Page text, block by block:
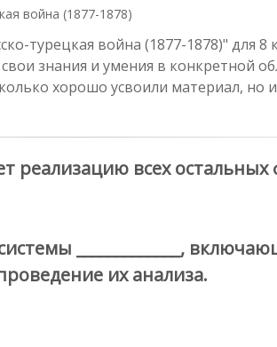
война (1877-1878)
турецкая война (1877-1878)" для 8
знания и умения в конкретной
хорошо усвоили материал, но
реализацию всех
_____________,
их анализа.